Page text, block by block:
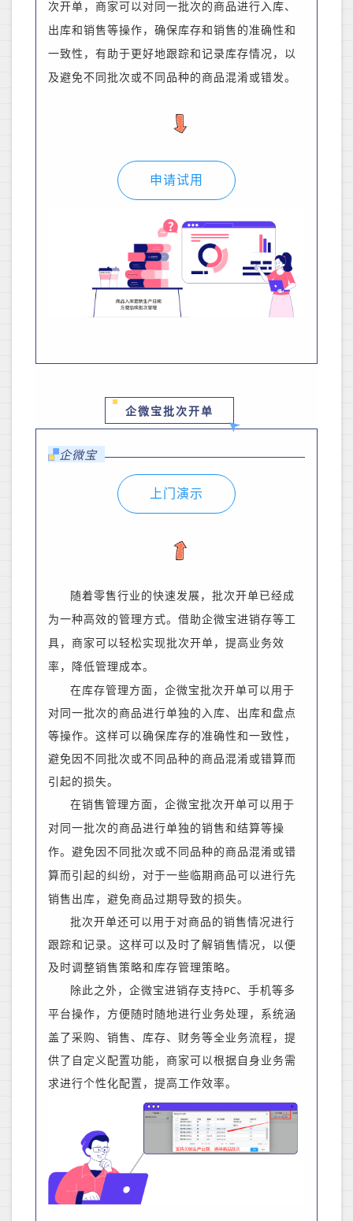
次开单， 商家 可以对同一批次的商品进行入库、
出库和销售等操作，确保库存和销售的准确性和
一致性 ， 有助于更好地跟踪和记录库存情况，以
及避免不同批次或不同品种的商品混淆或错发。
申请试用
企微宝批次开单
企微宝
上门演示
随着零售行业的快速发展，批次开单已经成
为一种高效的管理方式。借助企微宝进销存等工
具，商家可以轻松实现批次开单，提高业务效
率，降低管理成本。
在库存管理方面，企微宝批次开单可以用于
对同一批次的商品进行单独的入库、出库和盘点
等操作。这样可以确保库存的准确性和一致性，
避免因不同批次或不同品种的商品混淆或错算而
引起的损失。
在销售管理方面，企微宝批次开单可以用于
对同一批次的商品进行单独的销售和结算等操
作。避免因不同批次或不同品种的商品混淆或错
算而引起的纠纷， 对于一些临期商品可以进行先
销售出库，避免商品过期导致的损失。
批次开单还可以用于对商品的销售情况进行
跟踪和记录。这样可以及时了解销售情况，以便
及时调整销售策略和库存管理策略。
除此之外，企微宝进销存支持PC、手机等多
平台操作，方便随时随地进行业务处理，系统涵
盖了采购、销售、库存、财务等全业务流程， 提
供了自定义配置功能，商家可以根据自身业务需
求进行个性化配置，提高工作效率。